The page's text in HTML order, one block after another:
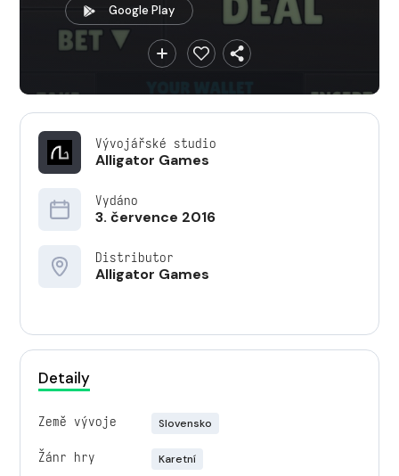
Google Play
Vývojářské studio
Alligator Games
Vydáno
3. července 2016
Distributor
Alligator Games
Detaily
Země vývoje Slovensko
Žánr hry Karetní